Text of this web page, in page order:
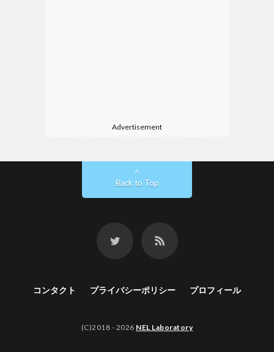
Advertisement
Back to Top
コンタクト プライバシーポリシー プロフィール
(C)2018 - 2026 NEL Laboratory